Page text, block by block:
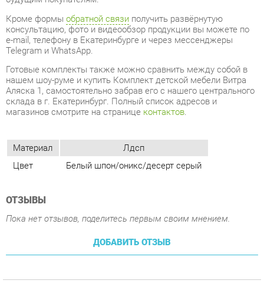
Готовые комплекты также можно сравнить между собой в
нашем шоу-руме и купить Комплект детской мебели Витра
Аляска 1, самостоятельно забрав его с нашего центрального
склада в г. Екатеринбург. Полный список адресов и
магазинов смотрите на страницеконтактов.
Материал
Лдсп
Цвет
Белый шпон/оникс/десерт серый
Пока нет отзывов, поделитесь первым своим мнением.
ДОБАВИТЬ ОТЗЫВ
ПОХОЖИЕ ТОВАРЫ